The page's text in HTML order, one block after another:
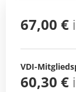
67,00 €
VDI-
60,30 €